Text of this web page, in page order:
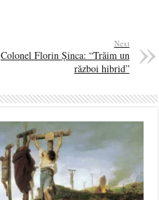
Next
Colonel Florin Șinca: “Trăim un
război hibrid”